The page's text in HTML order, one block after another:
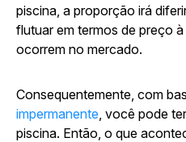
piscina, a proporção irá
flutuar em termos de preço
ocorrem no mercado.
Consequentemente, com
impermanente, você pode
piscina. Então, o que